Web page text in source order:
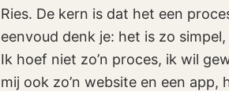
Ries. De kern is dat het een
eenvoud denk je: het is zo
Ik hoef niet zo’n proces, ik wil
mij ook zo’n website en een